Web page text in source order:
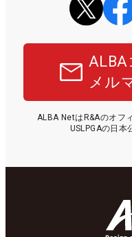
ALBA
メル
ALBA NetはR&Aのオフ
USLPGAの日本